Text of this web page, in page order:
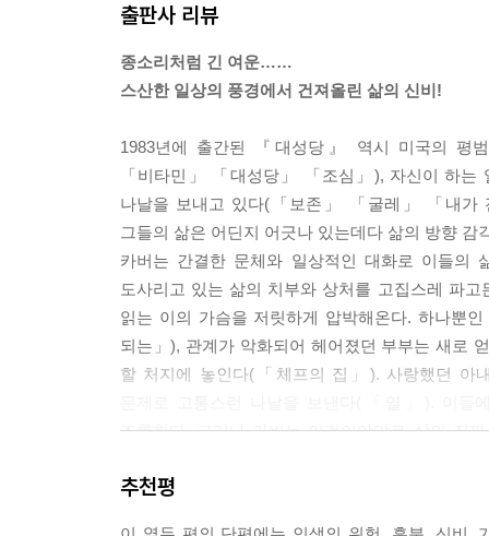
출판사 리뷰
종소리처럼 긴 여운……
스산한 일상의 풍경에서 건져올린 삶의 신비!
1983년에 출간된 『대성당』 역시 미국의 평
「비타민」 「대성당」 「조심」), 자신이 하
나날을 보내고 있다(「보존」 「굴레」 「내가
그들의 삶은 어딘지 어긋나 있는데다 삶의 방향 감
카버는 간결한 문체와 일상적인 대화로 이들의
도사리고 있는 삶의 치부와 상처를 고집스레 파
읽는 이의 가슴을 저릿하게 압박해온다. 하나뿐
되는」), 관계가 악화되어 헤어졌던 부부는 새로
할 처지에 놓인다(「체프의 집」). 사랑했던 아
조롱한다. 그러나 카버는 이것이야말로 삶의 진
추천평